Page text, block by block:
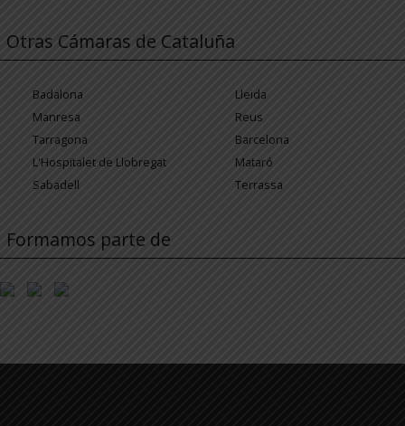
Otras Cámaras de Cataluña
Badalona
Lleida
Manresa
Reus
Tarragona
Barcelona
L'Hospitalet de Llobregat
Mataró
Sabadell
Terrassa
Formamos parte de